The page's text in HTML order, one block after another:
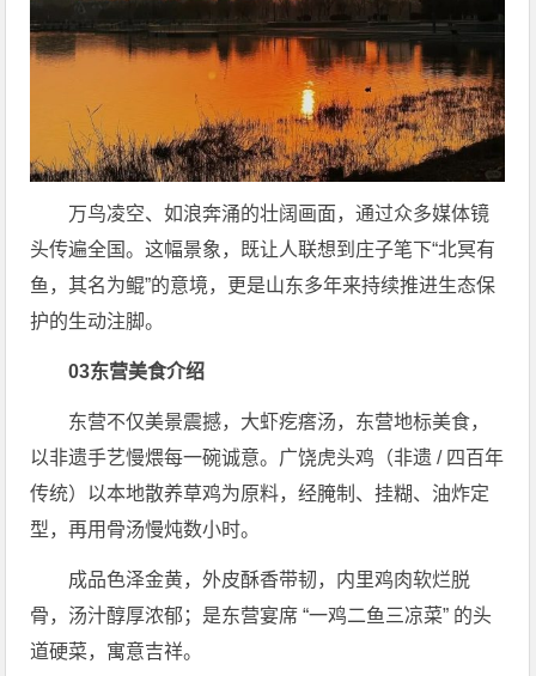
万鸟凌空、如浪奔涌的壮阔画面，通过众多媒体镜
头传遍全国。这幅景象，既让人联想到庄子笔下“北冥有
鱼，其名为鲲”的意境，更是山东多年来持续推进生态保
护的生动注脚。
03东营美食介绍
东营不仅美景震撼，大虾疙瘩汤，东营地标美食，
以非遗手艺慢煨每一碗诚意。广饶虎头鸡（非遗 / 四百年
传统）以本地散养草鸡为原料，经腌制、挂糊、油炸定
型，再用骨汤慢炖数小时。
成品色泽金黄，外皮酥香带韧，内里鸡肉软烂脱
骨，汤汁醇厚浓郁；是东营宴席 “一鸡二鱼三凉菜” 的头
道硬菜，寓意吉祥。